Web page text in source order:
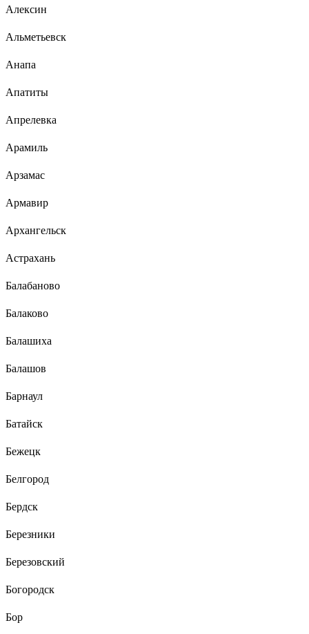
Алексин
Альметьевск
Анапа
Апатиты
Апрелевка
Арамиль
Арзамас
Армавир
Архангельск
Астрахань
Балабаново
Балаково
Балашиха
Балашов
Барнаул
Батайск
Бежецк
Белгород
Бердск
Березники
Березовский
Богородск
Бор